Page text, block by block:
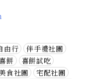
由行
伴手禮社團
餅
喜餅試吃
食社團
宅配社團